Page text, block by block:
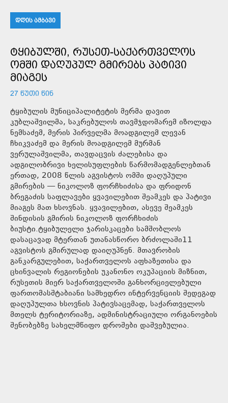
ᲓᲦᲘᲡ ᲐᲛᲑᲐᲕᲘ
ᲢᲧᲘᲑᲣᲚᲨᲘ, ᲠᲣᲡᲔᲗ-ᲡᲐᲥᲐᲠᲗᲕᲔᲚᲝᲡ
ᲝᲛᲨᲘ ᲓᲐᲦᲣᲞᲣᲚ ᲒᲛᲘᲠᲔᲑᲡ ᲞᲐᲢᲘᲕᲘ
ᲛᲘᲐᲒᲔᲡ
27 ᲬᲣᲗᲘ ᲬᲘᲜ
ტყიბულის მუნიციპალიტეტის მერმა დავით
კუბლაშვილმა, საკრებულოს თავმჯდომარემ იზოლდა
ნემსაძემ, მერის პირველმა მოადგილემ ლევან
ჩხიკვაძემ და მერის მოადგილემ მურმან
ვერულაშვილმა, თავდაცვის ძალებისა და
ადგილობრივი ხელისუფლების წარმომადგენლებთან
ერთად, 2008 წლის აგვისტოს ომში დაღუპული
გმირების — ნიკოლოზ ფორჩხიძისა და ფრიდონ
ბრეგაძის საფლავები ყვავილებით შეამკეს და პატივი
მიაგეს მათ ხსოვნას. ყვავილებით, ასევე შეამკეს
შინდისის გმირის ნიკოლოზ ფორჩხიძის
ბიუსტი.ტყიბულელი ჯარისკაცები სამშობლოს
დასაცავად მტერთან უთანასწორო ბრძოლაში11
აგვისტოს გმირულად დაიღუპნენ. მთავრობის
განკარგულებით, საქართველოს აფხაზეთისა და
ცხინვალის რეგიონების უკანონო ოკუპაციის მიზნით,
რუსეთის მიერ საქართველოში განხორციელებული
ფართომასშტაბიანი სამხედრო ინტერვენციის შედეგად
დაღუპულთა ხსოვნის პატივსაცემად, საქართველოს
მთელს ტერიტორიაზე, ადმინისტრაციული ორგანოების
შენობებზე სახელმწიფო დროშები დაშვებულია.